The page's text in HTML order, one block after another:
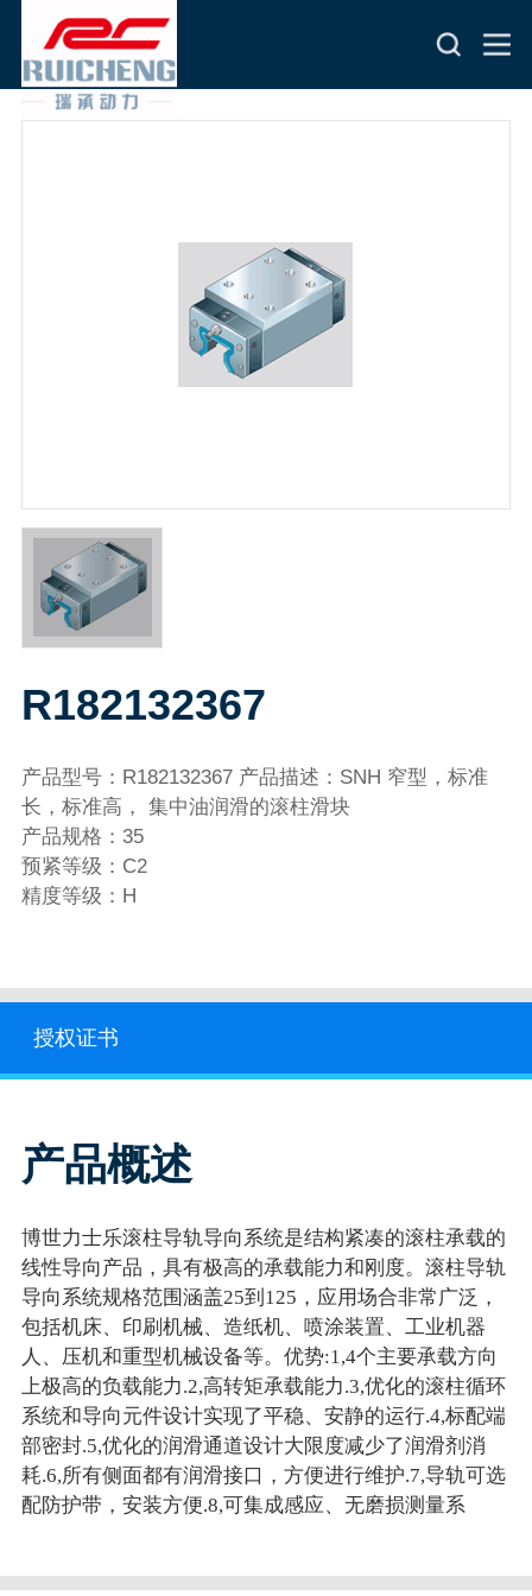
R182132367
产品型号：R182132367 产品描述：SNH 窄型，标准
长，标准高， 集中油润滑的滚柱滑块
产品规格：35
预紧等级：C2
精度等级：H
授权证书
产品概述
博世力士乐滚柱导轨导向系统是结构紧凑的滚柱承载的
线性导向产品，具有极高的承载能力和刚度。滚柱导轨
导向系统规格范围涵盖25到125，应用场合非常广泛，
包括机床、印刷机械、造纸机、喷涂装置、工业机器
人、压机和重型机械设备等。优势:1,4个主要承载方向
上极高的负载能力.2,高转矩承载能力.3,优化的滚柱循环
系统和导向元件设计实现了平稳、安静的运行.4,标配端
部密封.5,优化的润滑通道设计大限度减少了润滑剂消
耗.6,所有侧面都有润滑接口，方便进行维护.7,导轨可选
配防护带，安装方便.8,可集成感应、无磨损测量系